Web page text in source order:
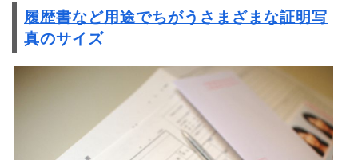
履歴書など用途でちがうさまざまな証明写
真のサイズ